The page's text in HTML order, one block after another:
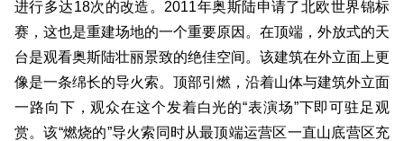
进行多达18次的改造。2011年奥斯陆申请了北欧世界锦标
赛，这也是重建场地的一个重要原因。在顶端，外放式的天
台是观看奥斯陆壮丽景致的绝佳空间。该建筑在外立面上更
像是一条绵长的导火索。顶部引燃，沿着山体与建筑外立面
一路向下，观众在这个发着白光的“表演场”下即可驻足观
赏。该“燃烧的”导火索同时从最顶端运营区一直山底营区充